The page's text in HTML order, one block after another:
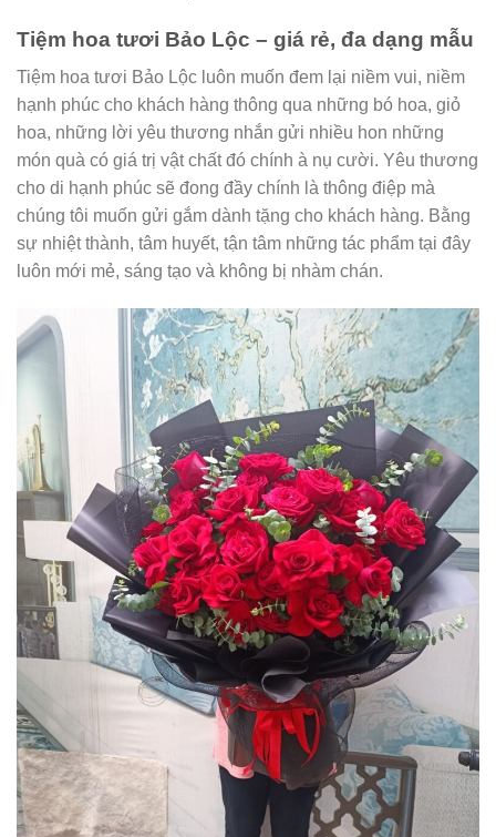
Tiệm hoa tươi Bảo Lộc – giá rẻ, đa dạng mẫu
Tiệm hoa tươi Bảo Lộc luôn muốn đem lại niềm vui, niềm
hạnh phúc cho khách hàng thông qua những bó hoa, giỏ
hoa, những lời yêu thương nhắn gửi nhiều hon những
món quà có giá trị vật chất đó chính à nụ cười. Yêu thương
cho di hạnh phúc sẽ đong đầy chính là thông điệp mà
chúng tôi muốn gửi gắm dành tặng cho khách hàng. Bằng
sự nhiệt thành, tâm huyết, tận tâm những tác phẩm tại đây
luôn mới mẻ, sáng tạo và không bị nhàm chán.